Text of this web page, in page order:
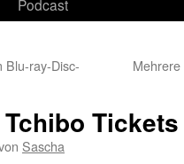
Podcast
Blu-ray-Disc-
Tickets
Sascha